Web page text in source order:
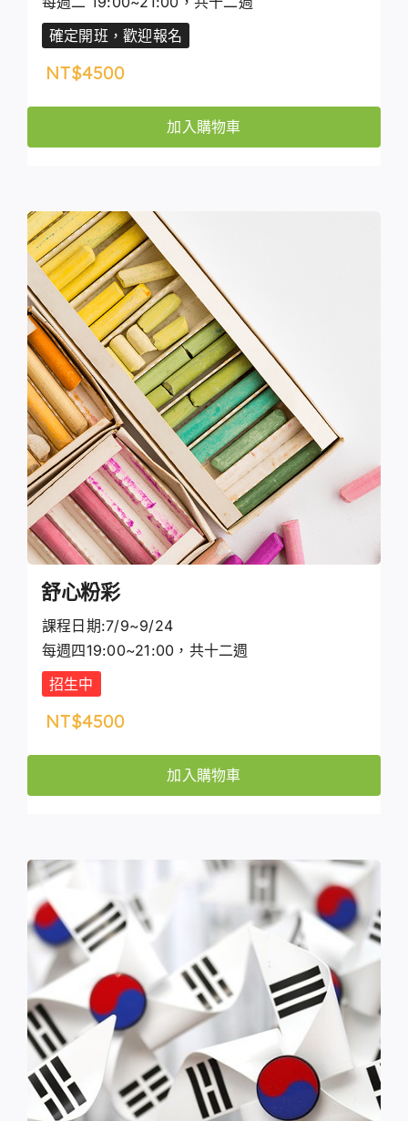
確定開班，歡迎報名
NT$4500
加入購物車
舒心粉彩
課程日期:7/9~9/24
每週四19:00~21:00，共十二週
招生中
NT$4500
加入購物車